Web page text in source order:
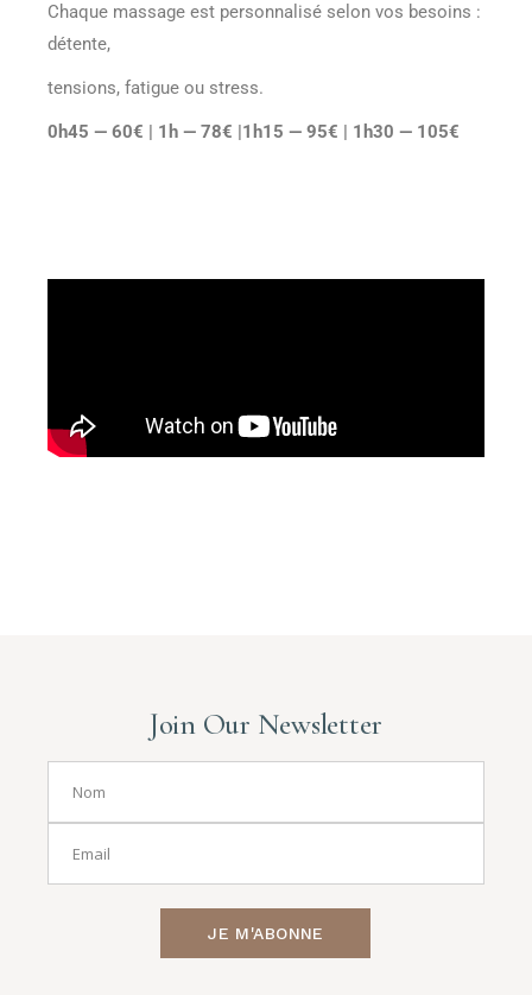
Chaque massage est personnalisé selon vos besoins :
détente,
tensions, fatigue ou stress.
0h45 — 60€ | 1h — 78€ |1h15 — 95€ | 1h30 — 105€
Join Our Newsletter
JE M'ABONNE